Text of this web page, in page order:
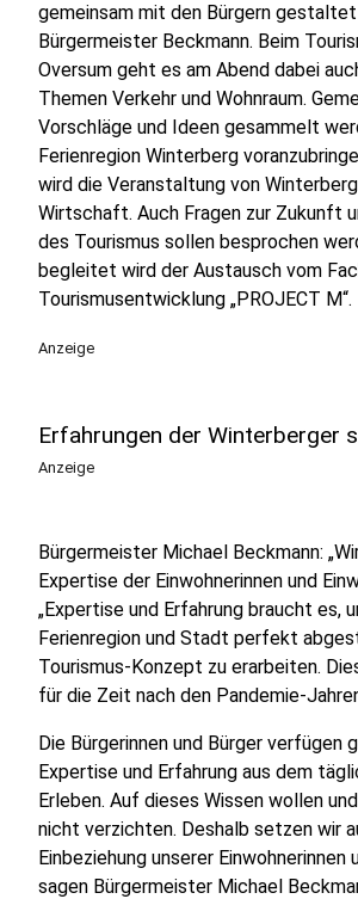
gemeinsam mit den Bürgern
Bürgermeister Beckmann. Beim
Oversum geht es am Abend dabei
Themen Verkehr und Wohnraum.
Vorschläge und Ideen gesammelt
Ferienregion Winterberg
wird die Veranstaltung von
Wirtschaft. Auch Fragen zur Zukunft
des Tourismus sollen besprochen
begleitet wird der Austausch vom
Tourismusentwicklung „PROJECT M“.
Anzeige
Erfahrungen der Winterberger
Anzeige
Bürgermeister Michael Beckmann:
Expertise der Einwohnerinnen und
„Expertise und Erfahrung braucht es,
Ferienregion und Stadt perfekt
Tourismus-Konzept zu erarbeiten.
für die Zeit nach den Pandemie-
Die Bürgerinnen und Bürger verfügen
Expertise und Erfahrung aus dem
Erleben. Auf dieses Wissen wollen
nicht verzichten. Deshalb setzen wir
Einbeziehung unserer Einwohnerinnen
sagen Bürgermeister Michael